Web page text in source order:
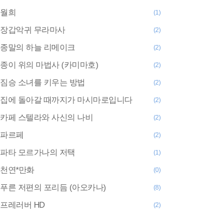
월희 (1)
장갑악귀 무라마사 (2)
종말의 하늘 리메이크 (2)
종이 위의 마법사 (카미마호) (2)
짐승 소녀를 키우는 방법 (2)
집에 돌아갈 때까지가 마시마로입니다 (2)
카페 스텔라와 사신의 나비 (2)
파르페 (2)
파타 모르가나의 저택 (1)
천연*만화 (0)
푸른 저편의 포리듬 (아오카나) (8)
프레러버 HD (2)